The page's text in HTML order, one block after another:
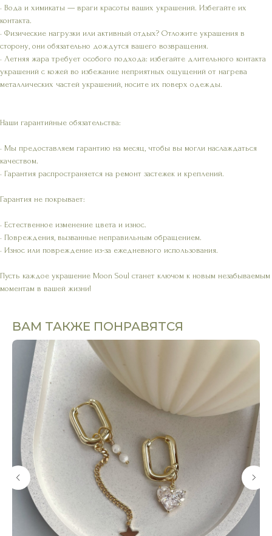
• Вода и химикаты — враги красоты ваших украшений. Избегайте их
контакта.
• Физические нагрузки или активный отдых? Отложите украшения в
сторону, они обязательно дождутся вашего возвращения.
• Летняя жара требует особого подхода: избегайте длительного контакта
украшений с кожей во избежание неприятных ощущений от нагрева
металлических частей украшений, носите их поверх одежды.
Наши гарантийные обязательства:
• Мы предоставляем гарантию на месяц, чтобы вы могли наслаждаться
качеством.
• Гарантия распространяется на ремонт застежек и креплений.
Гарантия не покрывает:
• Естественное изменение цвета и износ.
• Повреждения, вызванные неправильным обращением.
• Износ или повреждение из-за ежедневного использования.
Пусть каждое украшение Moon Soul станет ключом к новым незабываемым
моментам в вашей жизни!
ВАМ ТАКЖЕ ПОНРАВЯТСЯ